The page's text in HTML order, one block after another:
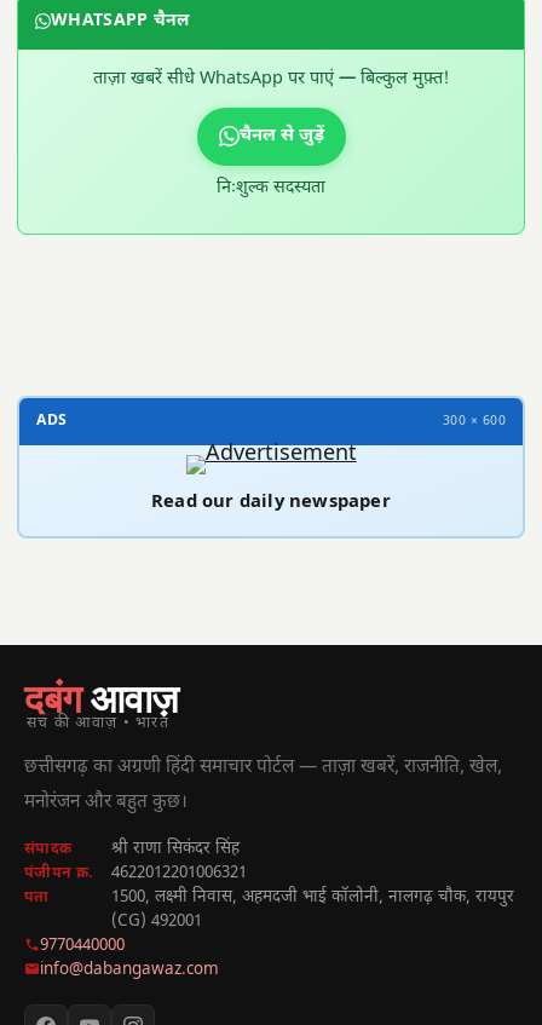
WHATSAPP चैनल
ताज़ा खबरें सीधे WhatsApp पर पाएं — बिल्कुल मुफ़्त!
चैनल से जुड़ें
निःशुल्क सदस्यता
ADS 300 × 600
Read our daily newspaper
दबंगआवाज़
सच की आवाज़ • भारत
छत्तीसगढ़ का अग्रणी हिंदी समाचार पोर्टल — ताज़ा खबरें, राजनीति, खेल,
मनोरंजन और बहुत कुछ।
संपादक श्री राणा सिकंदर सिंह
पंजीयन क्र. 4622012201006321
पता
1500, लक्ष्मी निवास, अहमदजी भाई कॉलोनी, नालगढ़ चौक, रायपुर
(CG) 492001
9770440000
info@dabangawaz.com